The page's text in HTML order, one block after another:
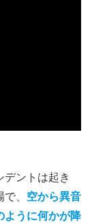
デントは起き
、 空から異音
ように何かが降